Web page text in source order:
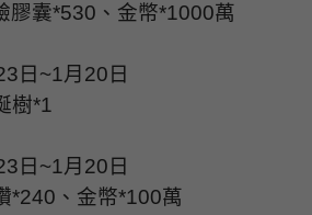
膠囊*530 、金幣*1000萬
日 ~1月 20 日
樹*1
日 ~1月 20 日
*240 、金幣*100萬